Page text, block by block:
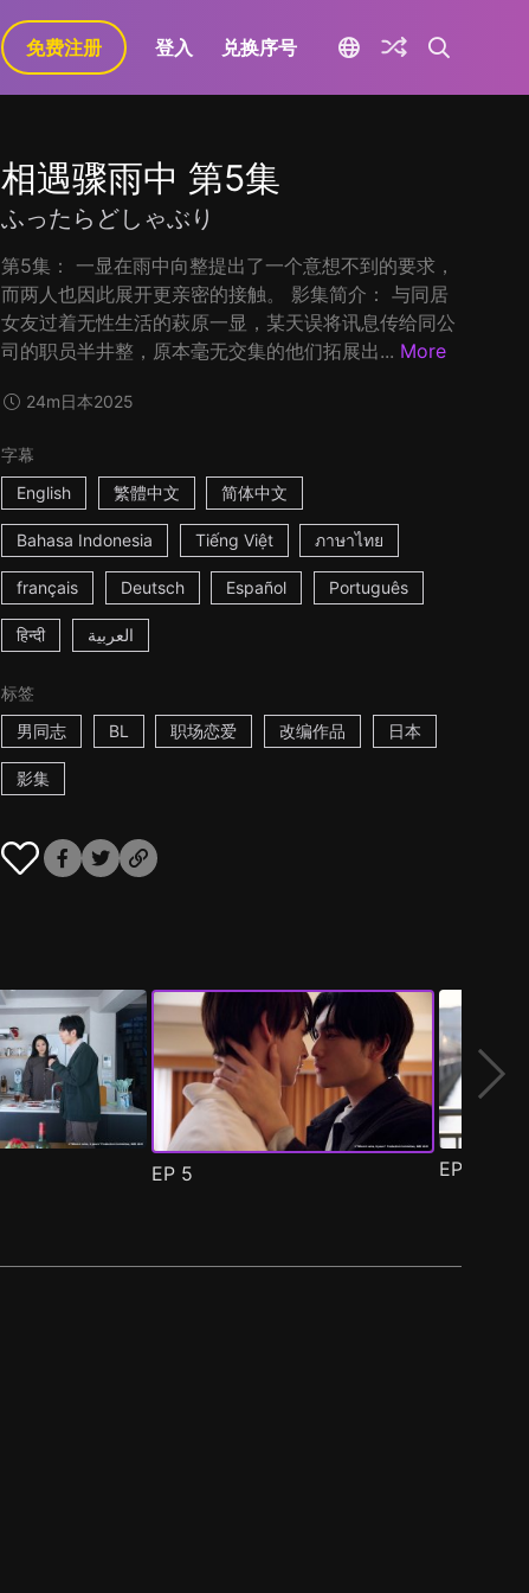
免费注册 登入 兑换序号
相遇骤雨中 第5集
ふったらどしゃぶり
第5集： 一显在雨中向整提出了一个意想不到的要求，
而两人也因此展开更亲密的接触。 影集简介： 与同居
女友过着无性生活的萩原一显，某天误将讯息传给同公
司的职员半井整，原本毫无交集的他们拓展出... More
24m日本2025
字幕
English
繁體中文 简体中文
Bahasa Indonesia Tiếng Việt ภาษาไทย
français Deutsch Español Português
हिन्दी العربية
标签
男同志
BL 职场恋爱 改编作品 日本
影集
EP 5 EP